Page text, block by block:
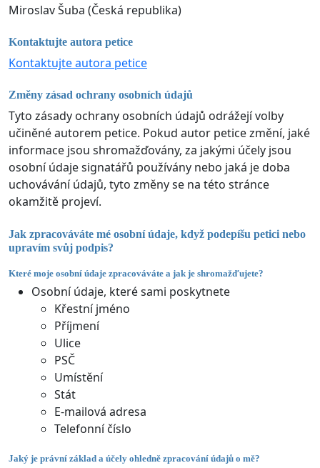
Miroslav Šuba (Česká republika)
Kontaktujte autora petice
Kontaktujte autora petice
Změny zásad ochrany osobních údajů
Tyto zásady ochrany osobních údajů odrážejí volby
učiněné autorem petice. Pokud autor petice změní, jaké
informace jsou shromažďovány, za jakými účely jsou
osobní údaje signatářů používány nebo jaká je doba
uchovávání údajů, tyto změny se na této stránce
okamžitě projeví.
Jak zpracováváte mé osobní údaje, když podepíšu petici nebo
upravím svůj podpis?
Které moje osobní údaje zpracováváte a jak je shromažďujete?
Osobní údaje, které sami poskytnete
Křestní jméno
Příjmení
Ulice
PSČ
Umístění
Stát
E-mailová adresa
Telefonní číslo
Jaký je právní základ a účely ohledně zpracování údajů o mě?